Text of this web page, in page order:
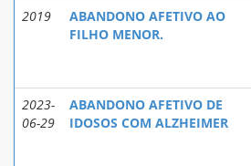
2019
ABANDONO AFETIVO AO
FILHO MENOR.
2023-
06-29
ABANDONO AFETIVO DE
IDOSOS COM ALZHEIMER